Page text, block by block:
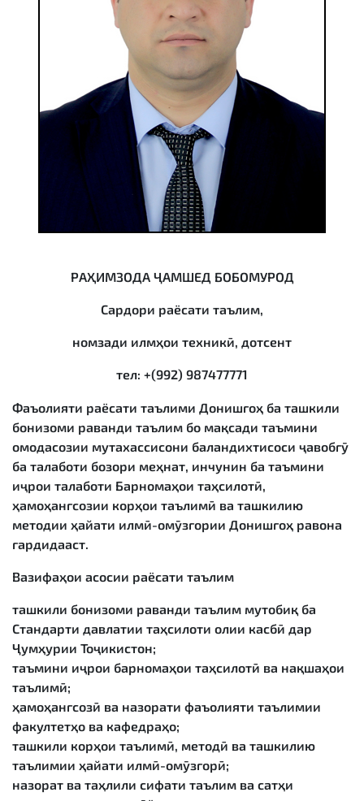
РАҲИМЗОДА ҶАМШЕД БОБОМУРОД
Сардори раёсати таълим,
номзади илмҳои техникӣ, дотсент
тел: +(992) 987477771
Фаъолияти раёсати таълими Донишгоҳ ба ташкили
бонизоми раванди таълим бо мақсади таъмини
омодасозии мутахассисони баландихтисоси ҷавобгӯ
ба талаботи бозори меҳнат, инчунин ба таъмини
иҷрои талаботи Барномаҳои таҳсилотӣ,
ҳамоҳангсозии корҳои таълимӣ ва ташкилию
методии ҳайати илмӣ-омӯзгории Донишгоҳ равона
гардидааст.
Вазифаҳои асосии раёсати таълим
ташкили бонизоми раванди таълим мутобиқ ба
Стандарти давлатии таҳсилоти олии касбӣ дар
Ҷумҳурии Тоҷикистон;
таъмини иҷрои барномаҳои таҳсилотӣ ва нақшаҳои
таълимӣ;
ҳамоҳангсозӣ ва назорати фаъолияти таълимии
факултетҳо ва кафедраҳо;
ташкили корҳои таълимӣ, методӣ ва ташкилию
таълимии ҳайати илмӣ-омӯзгорӣ;
назорат ва таҳлили сифати таълим ва сатҳи